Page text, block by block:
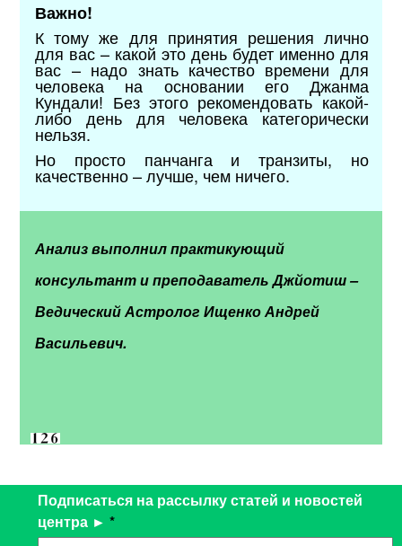
Важно!
К тому же для принятия решения лично
для вас – какой это день будет именно для
вас – надо знать качество времени для
человека на основании его Джанма
Кундали! Без этого рекомендовать какой-
либо день для человека категорически
нельзя.
Но просто панчанга и транзиты, но
качественно – лучше, чем ничего.
Анализ выполнил практикующий
консультант и преподаватель Джйотиш –
Ведический Астролог Ищенко Андрей
Васильевич.
Подписаться на рассылку статей и новостей
центра ► *